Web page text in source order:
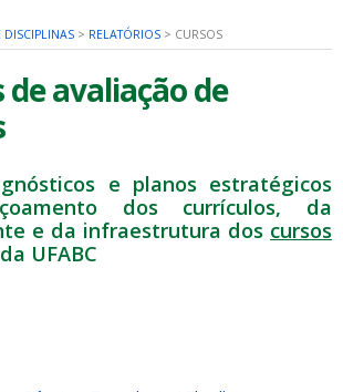
> RELATÓRIOS > CURSOS
avaliação de
e planos estratégicos
dos currículos, da
e da infraestrutura dos cursos
da UFABC